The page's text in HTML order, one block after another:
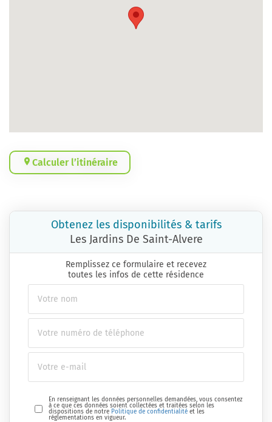
Calculer l’itinéraire
Obtenez les disponibilités & tarifs
Les Jardins De Saint-Alvere
Remplissez ce formulaire et recevez
toutes les infos de cette résidence
En renseignant les données personnelles demandées, vous consentez
à ce que ces données soient collectées et traitées selon les
dispositions de notre Politique de confidentialité et les
réglementations en vigueur.